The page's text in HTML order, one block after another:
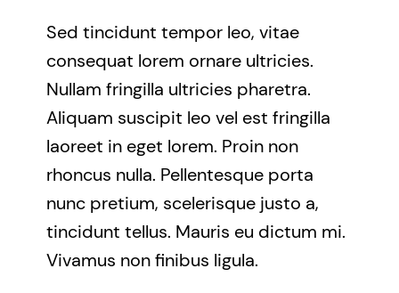
Sed tincidunt tempor leo, vitae
consequat lorem ornare ultricies.
Nullam fringilla ultricies pharetra.
Aliquam suscipit leo vel est fringilla
laoreet in eget lorem. Proin non
rhoncus nulla. Pellentesque porta
nunc pretium, scelerisque justo a,
tincidunt tellus. Mauris eu dictum mi.
Vivamus non finibus ligula.